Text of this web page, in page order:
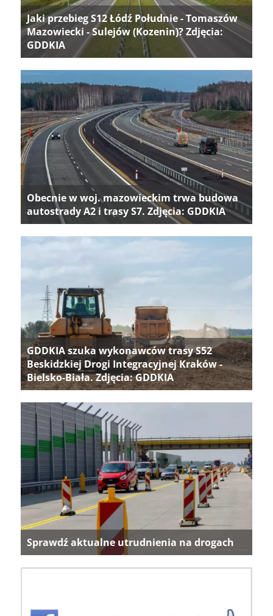
Jaki przebieg S12 Łódź Południe - Tomaszów
Mazowiecki - Sulejów (Kozenin)? Zdjęcia:
GDDKIA
Obecnie w woj. mazowieckim trwa budowa
autostrady A2 i trasy S7. Zdjęcia: GDDKIA
GDDKIA szuka wykonawców trasy S52
Beskidzkiej Drogi Integracyjnej Kraków -
Bielsko-Biała. Zdjęcia: GDDKIA
Sprawdź aktualne utrudnienia na drogach